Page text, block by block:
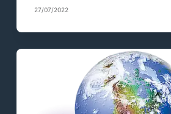
27/07/2022